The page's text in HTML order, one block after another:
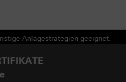
Anlagestrategien geeignet.